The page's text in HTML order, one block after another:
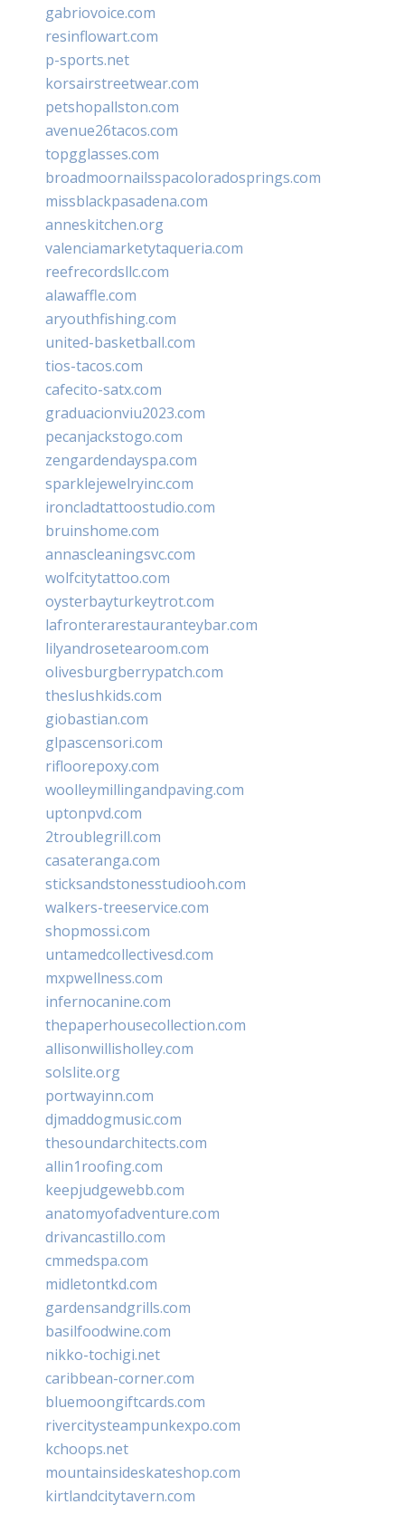
gabriovoice.com
resinflowart.com
p-sports.net
korsairstreetwear.com
petshopallston.com
avenue26tacos.com
topgglasses.com
broadmoornailsspacoloradosprings.com
missblackpasadena.com
anneskitchen.org
valenciamarketytaqueria.com
reefrecordsllc.com
alawaffle.com
aryouthfishing.com
united-basketball.com
tios-tacos.com
cafecito-satx.com
graduacionviu2023.com
pecanjackstogo.com
zengardendayspa.com
sparklejewelryinc.com
ironcladtattoostudio.com
bruinshome.com
annascleaningsvc.com
wolfcitytattoo.com
oysterbayturkeytrot.com
lafronterarestauranteybar.com
lilyandrosetearoom.com
olivesburgberrypatch.com
theslushkids.com
giobastian.com
glpascensori.com
rifloorepoxy.com
woolleymillingandpaving.com
uptonpvd.com
2troublegrill.com
casateranga.com
sticksandstonesstudiooh.com
walkers-treeservice.com
shopmossi.com
untamedcollectivesd.com
mxpwellness.com
infernocanine.com
thepaperhousecollection.com
allisonwillisholley.com
solslite.org
portwayinn.com
djmaddogmusic.com
thesoundarchitects.com
allin1roofing.com
keepjudgewebb.com
anatomyofadventure.com
drivancastillo.com
cmmedspa.com
midletontkd.com
gardensandgrills.com
basilfoodwine.com
nikko-tochigi.net
caribbean-corner.com
bluemoongiftcards.com
rivercitysteampunkexpo.com
kchoops.net
mountainsideskateshop.com
kirtlandcitytavern.com